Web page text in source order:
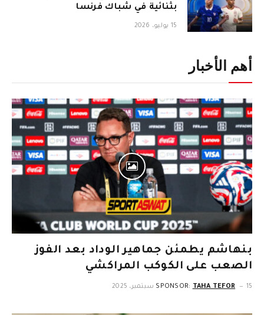
بثنائية في شباك فرنسا
15 يوليو، 2026
أهم الأخبار
بنهاشم يطمئن جماهير الوداد بعد الفوز
الصعب على الكوكب المراكشي
SPONSOR: TAHA TEFOR 15 سبتمبر، 2025